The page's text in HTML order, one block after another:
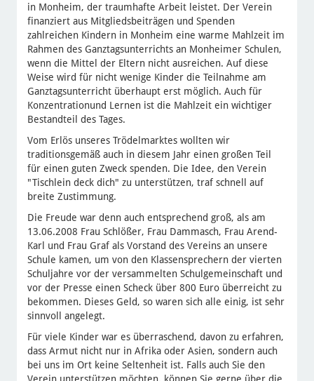
in Monheim, der traumhafte Arbeit leistet. Der Verein
finanziert aus Mitgliedsbeiträgen und Spenden
zahlreichen Kindern in Monheim eine warme Mahlzeit im
Rahmen des Ganztagsunterrichts an Monheimer Schulen,
wenn die Mittel der Eltern nicht ausreichen. Auf diese
Weise wird für nicht wenige Kinder die Teilnahme am
Ganztagsunterricht überhaupt erst möglich. Auch für
Konzentrationund Lernen ist die Mahlzeit ein wichtiger
Bestandteil des Tages.
Vom Erlös unseres Trödelmarktes wollten wir
traditionsgemäß auch in diesem Jahr einen großen Teil
für einen guten Zweck spenden. Die Idee, den Verein
"Tischlein deck dich" zu unterstützen, traf schnell auf
breite Zustimmung.
Die Freude war denn auch entsprechend groß, als am
13.06.2008 Frau Schlößer, Frau Dammasch, Frau Arend-
Karl und Frau Graf als Vorstand des Vereins an unsere
Schule kamen, um von den Klassensprechern der vierten
Schuljahre vor der versammelten Schulgemeinschaft und
vor der Presse einen Scheck über 800 Euro überreicht zu
bekommen. Dieses Geld, so waren sich alle einig, ist sehr
sinnvoll angelegt.
Für viele Kinder war es überraschend, davon zu erfahren,
dass Armut nicht nur in Afrika oder Asien, sondern auch
bei uns im Ort keine Seltenheit ist. Falls auch Sie den